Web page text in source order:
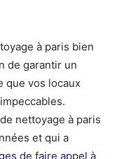
à paris bien
de garantir un
que vos locaux
nettoyage à paris
et qui a
de faire appel à